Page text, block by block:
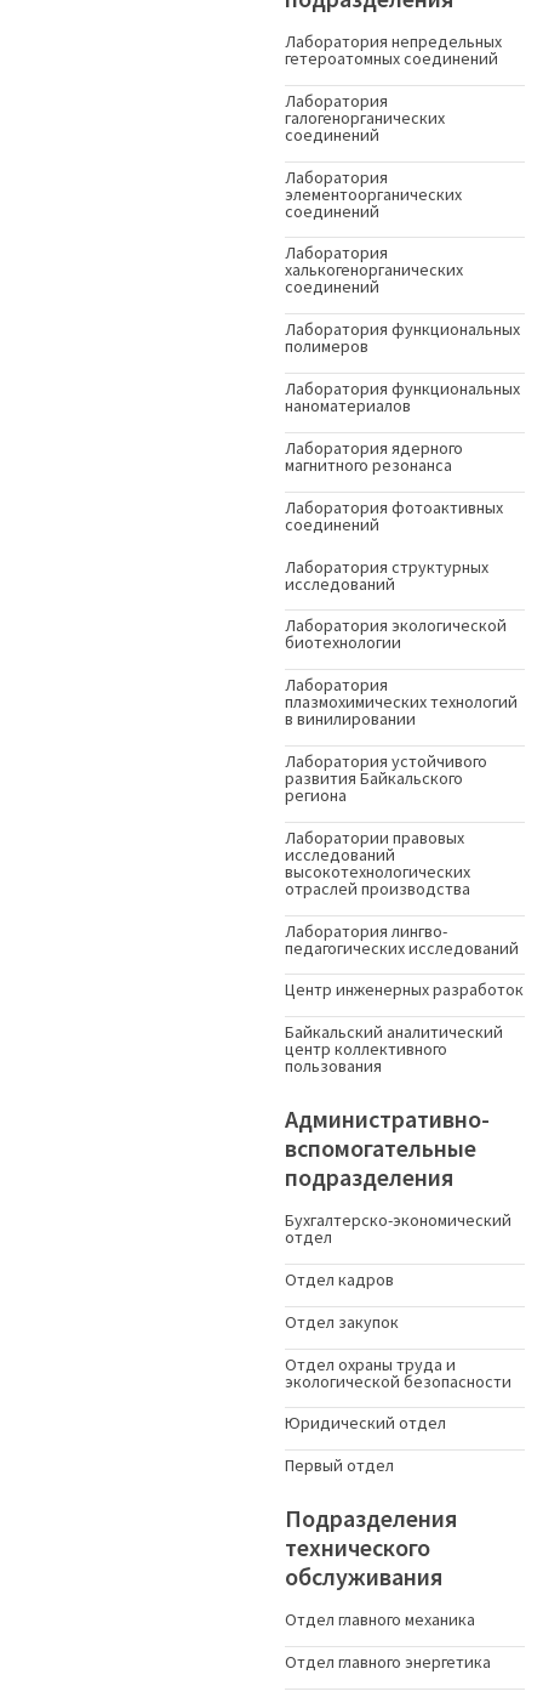
Лаборатория непредельных
гетероатомных соединений
Лаборатория
галогенорганических
соединений
Лаборатория
элементоорганических
соединений
Лаборатория
халькогенорганических
соединений
Лаборатория функциональных
полимеров
Лаборатория функциональных
наноматериалов
Лаборатория ядерного
магнитного резонанса
Лаборатория фотоактивных
соединений
Лаборатория структурных
исследований
Лаборатория экологической
биотехнологии
Лаборатория
плазмохимических технологий
в винилировании
Лаборатория устойчивого
развития Байкальского
региона
Лаборатории правовых
исследований
высокотехнологических
отраслей производства
Лаборатория лингво-
педагогических исследований
Центр инженерных разработок
Байкальский аналитический
центр коллективного
пользования
Административно-
вспомогательные
подразделения
Бухгалтерско-экономический
отдел
Отдел кадров
Отдел закупок
Отдел охраны труда и
экологической безопасности
Юридический отдел
Первый отдел
Подразделения
технического
обслуживания
Отдел главного механика
Отдел главного энергетика